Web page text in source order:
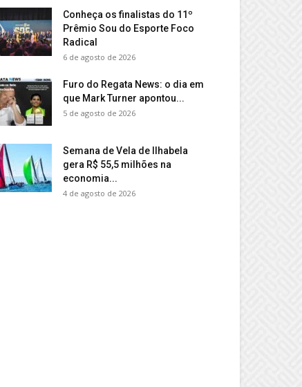
Conheça os finalistas do 11º
Prêmio Sou do Esporte Foco
Radical
6 de agosto de 2026
Furo do Regata News: o dia em
que Mark Turner apontou...
5 de agosto de 2026
Semana de Vela de Ilhabela
gera R$ 55,5 milhões na
economia...
4 de agosto de 2026